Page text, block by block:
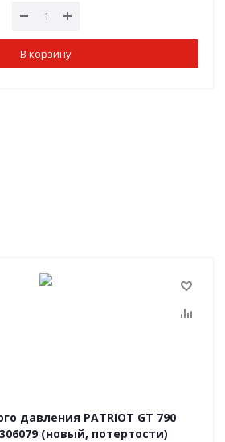
В корзину
давления PATRIOT GT 790
(новый, потертости)